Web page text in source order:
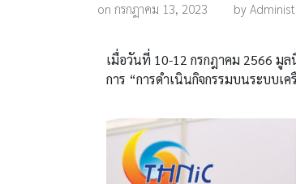
on กรกฎาคม 13, 2023 by
เมื่อวันที่ 10-12 กรกฎาคม 2566 มู
การ “การดำเนินกิจกรรมบนระบบ